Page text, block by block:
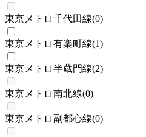
東京メトロ千代田線(0)
東京メトロ有楽町線(1)
東京メトロ半蔵門線(2)
東京メトロ南北線(0)
東京メトロ副都心線(0)